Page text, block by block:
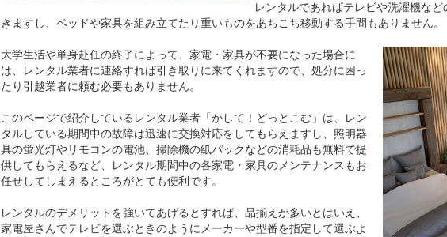
レンタルであればテレビや洗濯機な
きますし、ベッドや家具を組み立てたり重いものをあちこち移動する手間もありません。
大学生活や単身赴任の終了によって、家電・家具が不要になった場合に
は、レンタル業者に連絡すれば引き取りに来てくれますので、処分に困っ
たり引越業者に頼む必要もありません。
このページで紹介しているレンタル業者「かして！どっとこむ」は、レン
タルしている期間中の故障は迅速に交換対応をしてもらえますし、照明器
具の蛍光灯やリモコンの電池、掃除機の紙パックなどの消耗品も無料で提
供してもらえるなど、レンタル期間中の各家電・家具のメンテナンスもお
任せしてしまえるところがとても便利です。
レンタルのデメリットを強いてあげるとすれば、品揃えが多いとはいえ、
家電屋さんでテレビを選ぶときのようにメーカーや型番を指定して選ぶよ